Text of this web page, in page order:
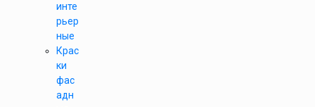
инте
рьер
ные
Крас
ки
фас
адн